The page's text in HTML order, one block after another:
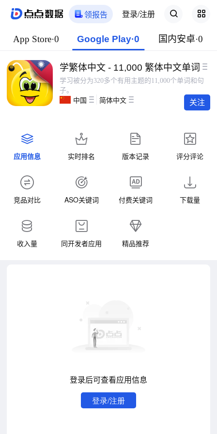
领报告 登录/注册
App Store·0 Google Play·0 国内安卓·0
学繁体中文 - 11,000 繁体中文单词
学习被分为320多个有用主题的11,000个单词和句
子。
中国
简体中文 关注
应用信息 实时排名 版本记录 评分评论
竞品对比 ASO关键词 付费关键词 下载量
收入量 同开发者应用 精品推荐
登录后可查看应用信息
登录/注册